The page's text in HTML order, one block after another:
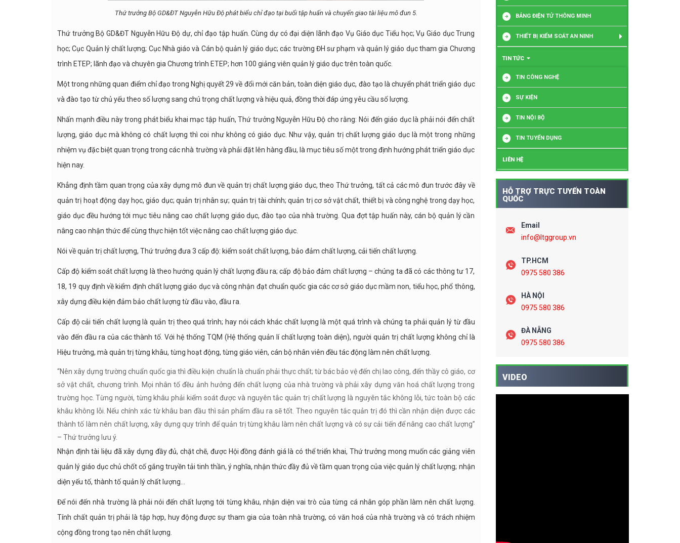
Thứ trưởng Bộ GD&ĐT Nguyễn Hữu Độ phát biểu chỉ đạo tại buổi tập huấn và chuyển giao tài liệu mô đun 5.
Thứ trưởng Bộ GD&ĐT Nguyễn Hữu Độ dự, chỉ đạo tập huấn. Cùng dự có đại diện lãnh đạo Vụ Giáo dục Tiểu học; Vụ Giáo dục Trung
học; Cục Quản lý chất lượng; Cục Nhà giáo và Cán bộ quản lý giáo dục; các trường ĐH sư phạm và quản lý giáo dục tham gia Chương
trình ETEP; lãnh đạo và chuyên gia Chương trình ETEP; hơn 100 giảng viên quản lý giáo dục trên toàn quốc.
Một trong những quan điểm chỉ đạo trong Nghị quyết 29 về đổi mới căn bản, toàn diện giáo dục, đào tạo là chuyển phát triển giáo dục
và đào tạo từ chủ yếu theo số lượng sang chú trọng chất lượng và hiệu quả, đồng thời đáp ứng yêu cầu số lượng.
Nhấn mạnh điều này trong phát biểu khai mạc tập huấn, Thứ trưởng Nguyễn Hữu Độ cho rằng: Nói đến giáo dục là phải nói đến chất
lượng, giáo dục mà không có chất lượng thì coi như không có giáo dục. Như vậy, quản trị chất lượng giáo dục là một trong những
nhiệm vụ đặc biệt quan trọng trong các nhà trường và phải đặt lên hàng đầu, là mục tiêu số một trong định hướng phát triển giáo dục
hiện nay.
Khẳng định tầm quan trọng của xây dựng mô đun về quản trị chất lượng giáo dục, theo Thứ trưởng, tất cả các mô đun trước đây về
quản trị hoạt động dạy học, giáo dục; quản trị nhân sự; quản trị tài chính; quản trị cơ sở vật chất, thiết bị và công nghệ trong dạy học,
giáo dục đều hướng tới mục tiêu nâng cao chất lượng giáo dục, đào tạo của nhà trường. Qua đợt tập huấn này, cán bộ quản lý cần
nâng cao nhận thức để cùng thực hiện tốt việc nâng cao chất lượng giáo dục.
Nói về quản trị chất lượng, Thứ trưởng đưa 3 cấp độ: kiểm soát chất lượng, bảo đảm chất lượng, cải tiến chất lượng.
Cấp độ kiểm soát chất lượng là theo hướng quản lý chất lượng đầu ra; cấp độ bảo đảm chất lượng – chúng ta đã có các thông tư 17,
18, 19 quy định về kiểm định chất lượng giáo dục và công nhận đạt chuẩn quốc gia các cơ sở giáo dục mầm non, tiểu học, phổ thông,
xây dựng điều kiện đảm bảo chất lượng từ đầu vào, đầu ra.
Cấp độ cải tiến chất lượng là quản trị theo quá trình; hay nói cách khác chất lượng là một quá trình và chúng ta phải quản lý từ đầu
vào đến đầu ra của các thành tố. Với hệ thống TQM (Hệ thống quản lí chất lượng toàn diện), người quản trị chất lượng không chỉ là
Hiệu trưởng, mà quản trị từng khâu, từng hoạt động, từng giáo viên, cán bộ nhân viên đều tác động làm nên chất lượng.
“Nên xây dựng trường chuẩn quốc gia thì điều kiện chuẩn là chuẩn phải thực chất; từ bác bảo vệ đến chị lao công, đến thầy cô giáo, cơ
sở vật chất, chương trình. Mọi nhân tố đều ảnh hưởng đến chất lượng của nhà trường và phải xây dựng văn hoá chất lượng trong
trường học. Từng người, từng khâu phải kiểm soát được và nguyên tắc quản trị chất lượng là nguyên tắc không lỗi, tức toàn bộ các
khâu không lỗi. Nếu chính xác từ khâu ban đầu thì sản phẩm đầu ra sẽ tốt. Theo nguyên tắc quản trị đó thì cần nhận diện được các
thành tố làm nên chất lượng, xây dựng quy trình để quản trị từng khâu làm nên chất lượng và có sự cải tiến để nâng cao chất lượng”
– Thứ trưởng lưu ý.
Nhận định tài liệu đã xây dựng đầy đủ, chặt chẽ, được Hội đồng đánh giá là có thể triển khai, Thứ trưởng mong muốn các giảng viên
quản lý giáo dục chủ chốt cố gắng truyền tải tinh thần, ý nghĩa, nhận thức đầy đủ về tầm quan trọng của việc quản lý chất lượng; nhận
diện yếu tố, thành tố quản lý chất lượng…
Để nói đến nhà trường là phải nói đến chất lượng tới từng khâu, nhận diện vai trò của từng cá nhân góp phần làm nên chất lượng.
Tính chất quản trị phải là tập hợp, huy động được sự tham gia của toàn nhà trường, có văn hoá của nhà trường và có trách nhiệm
cộng đồng trong tạo nên chất lượng.
BẢNG ĐIỆN TỬ THÔNG MINH
THIẾT BỊ KIỂM SOÁT AN NINH
TIN TỨC
TIN CÔNG NGHỆ
SỰ KIỆN
TIN NỘI BỘ
TIN TUYỂN DỤNG
LIÊN HỆ
HỖ TRỢ TRỰC TUYẾN TOÀN
QUỐC
Email
info@ltggroup.vn
TP.HCM
0975 580 386
HÀ NỘI
0975 580 386
ĐÀ NẴNG
0975 580 386
VIDEO